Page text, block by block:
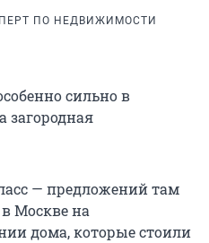
ПО НЕДВИЖИМОСТИ
сильно в
загородная
— предложений там
Москве на
дома, которые стоили